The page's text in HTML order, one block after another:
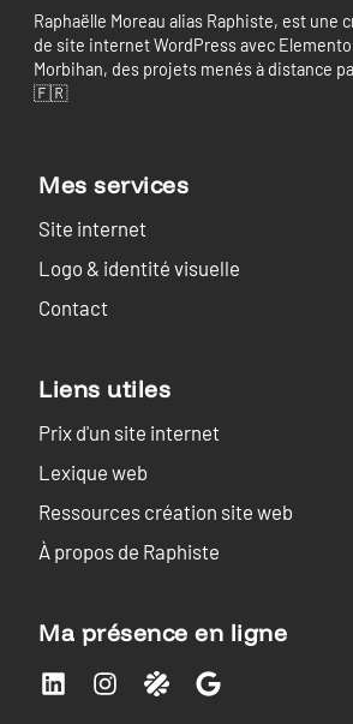
Raphaëlle Moreau alias Raphiste, est une
de site internet WordPress avec
Morbihan, des projets menés à distance
🇫🇷
Mes services
Site internet
Logo & identité visuelle
Contact
Liens utiles
Prix d'un site internet
Lexique web
Ressources création site web
À propos de Raphiste
Ma présence en ligne